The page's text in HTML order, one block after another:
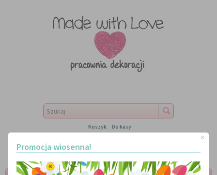
Koszyk Do kasy
×
Promocja wiosenna!